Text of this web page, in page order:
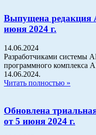
Выпущена редакция
июня 2024 г.
14.06.2024
Разработчиками системы
программного комплекса
14.06.2024.
Читать полностью »
Обновлена
от 5 июня 2024 г.